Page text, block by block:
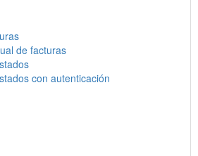
de facturas
con autenticación